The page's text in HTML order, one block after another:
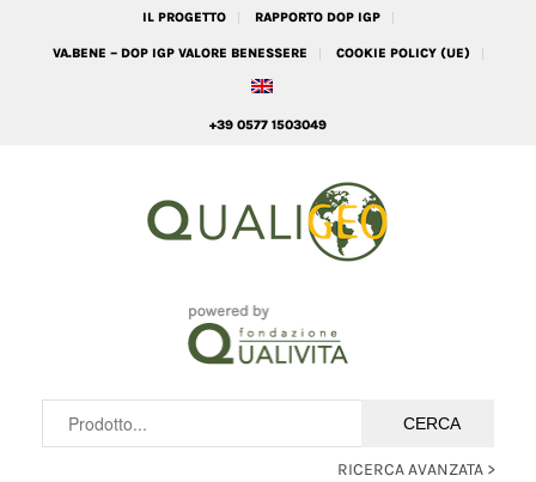
IL PROGETTO RAPPORTO DOP IGP
VA.BENE – DOP IGP VALORE BENESSERE COOKIE POLICY (UE)
+39 0577 1503049
RICERCA AVANZATA >